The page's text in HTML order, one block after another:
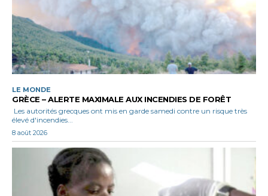
LE MONDE
GRÈCE – ALERTE MAXIMALE AUX INCENDIES DE FORÊT
Les autorités grecques ont mis en garde samedi contre un risque très
élevé d'incendies...
8 août 2026